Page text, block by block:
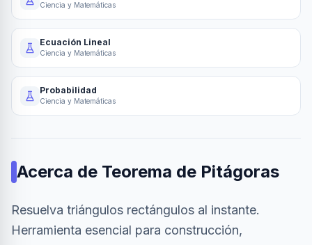
Ciencia y Matemáticas
Ecuación Lineal
Ciencia y Matemáticas
Probabilidad
Ciencia y Matemáticas
Acerca de Teorema de Pitágoras
Resuelva triángulos rectángulos al instante.
Herramienta esencial para construcción,